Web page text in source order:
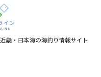
畿・日本海の海釣り情報サイト